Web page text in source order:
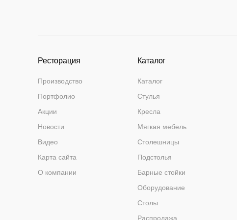
Ресторация
Производство
Портфолио
Акции
Новости
Видео
Карта сайта
О компании
Каталог
Каталог
Стулья
Кресла
Мягкая мебель
Столешницы
Подстолья
Барные стойки
Оборудование
Столы
Распродажа